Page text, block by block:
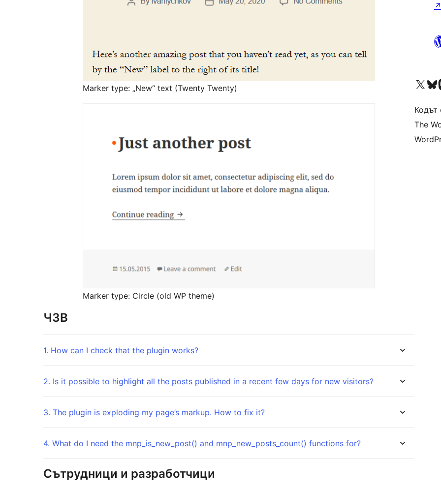
Marker type: „New“ text (Twenty Twenty)
Marker type: Circle (old WP theme)
ЧЗВ
1. How can I check that the plugin works?
2. Is it possible to highlight all the posts published in a recent few days for new visitors?
3. The plugin is exploding my page’s markup. How to fix it?
4. What do I need the mnp_is_new_post() and mnp_new_posts_count() functions for?
Сътрудници и разработчици
↗
Visit our XVisit
Кодът
The